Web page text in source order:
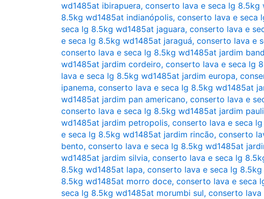
wd1485at ibirapuera, conserto lava e seca lg 8.5kg
8.5kg wd1485at indianópolis, conserto lava e seca
seca lg 8.5kg wd1485at jaguara, conserto lava e
e seca lg 8.5kg wd1485at jaraguá, conserto lava e
conserto lava e seca lg 8.5kg wd1485at jardim
wd1485at jardim cordeiro, conserto lava e seca lg
lava e seca lg 8.5kg wd1485at jardim europa,
ipanema, conserto lava e seca lg 8.5kg wd1485at
wd1485at jardim pan americano, conserto lava e
conserto lava e seca lg 8.5kg wd1485at jardim
wd1485at jardim petropolis, conserto lava e seca
e seca lg 8.5kg wd1485at jardim rincão, conserto
bento, conserto lava e seca lg 8.5kg wd1485at
wd1485at jardim silvia, conserto lava e seca lg
8.5kg wd1485at lapa, conserto lava e seca lg
8.5kg wd1485at morro doce, conserto lava e seca
seca lg 8.5kg wd1485at morumbi sul, conserto lava